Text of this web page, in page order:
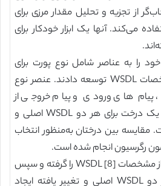
از تجزیه و تحلیل مقدار مرزی برای
می‌کند. آنها یک ابزار خودکار برای
را به عناصر شامل نوع پورت برای
شناسایی تغییرات در مشخصات WSDL توسعه دادند. عنصر نوع
پیام‌ های ورودی و پیام خروجی از
خصوصیات WSDL است. یک درخت برای هر دو WSDL اصلی و
مقایسه بین درختان به‌منظور انتخاب
رگرسیون انجام شده است.
رویکرد ما عنصر نوع پورت از مشخصات WSDL [8] را گرفته و سپس
یک جدول هش برای هر دو WSDL اصلی و تغییر یافته ایجاد